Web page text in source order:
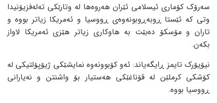
سەرۆک کۆماری ئیسلامی ئێران هەروەها لە وتارێکی تەلەفزیۆنیدا
وتی کە ئێستا ڕوبەڕوبونەوەی ڕووسیا و ئەمریکا زیاتر بووە و
تاران و مۆسکۆ دەبێت بە هاوکاری زیاتر هێزی ئەمریکا لاواز
بکەن.
نیۆیۆرک تایمز ڕایگەیاند: ئەو کۆبوونەوە نمایشێکی ژیۆپۆلتیکی لە
کۆشکی کرملێن لە قۆناغێکی هەستیار بۆ واشنتن و نەیارانی
ڕووسیا بووە.